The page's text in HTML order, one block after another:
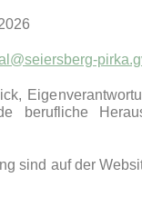
berufliche
sind auf der